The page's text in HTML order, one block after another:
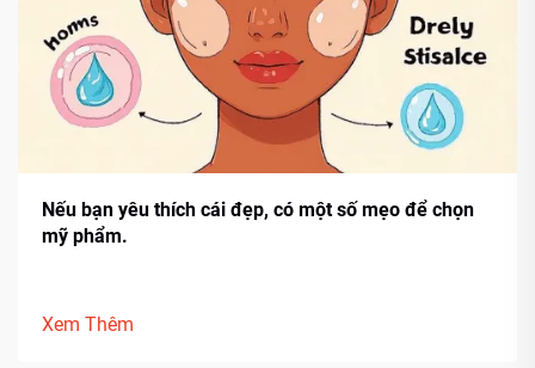
Nếu bạn yêu thích cái đẹp, có một số mẹo để chọn
mỹ phẩm.
Xem Thêm